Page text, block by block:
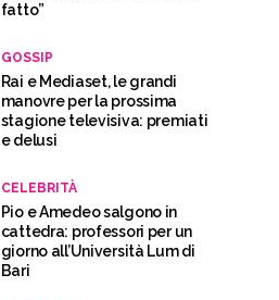
fatto”
GOSSIP
Rai e Mediaset, le grandi
manovre per la prossima
stagione televisiva: premiati
e delusi
CELEBRITÀ
Pio e Amedeo salgono in
cattedra: professori per un
giorno all’Università Lum di
Bari